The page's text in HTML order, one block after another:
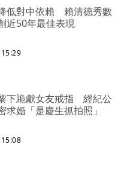
低對中依賴 賴清德秀數
近50年最佳表現
下跪獻女友戒指 經紀公
求婚「是慶生抓拍照」